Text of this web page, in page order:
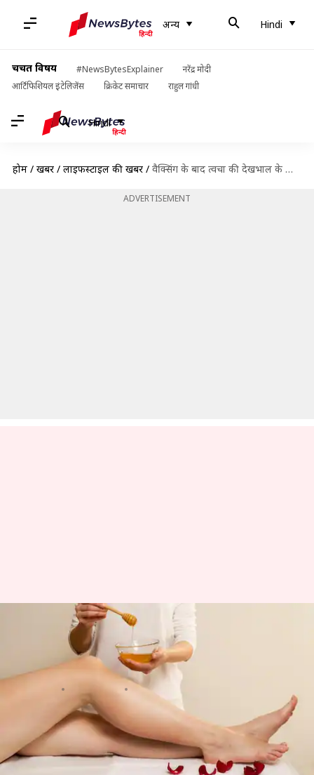
अन्य Hindi
चर्चित विषय #NewsBytesExplainer
नरेंद्र मोदी
आर्टिफिशियल इंटेलिजेंस
क्रिकेट समाचार राहुल गांधी
Hindi
होम / खबरें / लाइफस्टाइल की खबरें / वैक्सिंग के बाद त्वचा की देखभाल के लिए अपनाएं ये टिप्स, नहीं होगी कोई परेशानी
ADVERTISEMENT
वैक्सिंग के बाद त्वचा की देखभाल के
लिए अपनाएं ये टिप्स, नहीं होगी कोई
परेशानी
Aug 20, 2020 06:45 am
क्या है खबर?
आजकल न सिर्फ महिलाएं बल्कि पुरुष भी खूबसूरत